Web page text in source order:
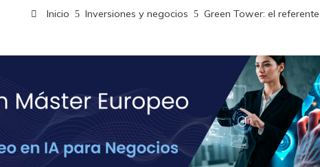
Inicio Inversiones y negocios Green Tower: el